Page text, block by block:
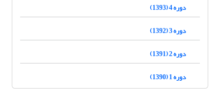
دوره 4 (1393)
دوره 3 (1392)
دوره 2 (1391)
دوره 1 (1390)